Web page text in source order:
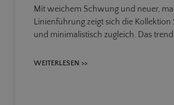
Mit weichem Schwung und neuer,
Linienführung zeigt sich die Kollektion
und minimalistisch zugleich. Das
WEITERLESEN >>